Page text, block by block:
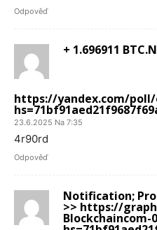
Odpověď
+ 1.696911
https://yandex.com/poll/
23.6.2025 Na 7:35
4r90rd
Odpověď
Notification;
>> https://
Blockchaincom-